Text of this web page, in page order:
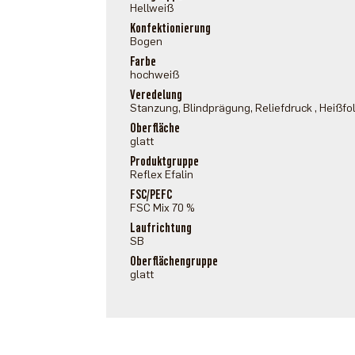
Hellweiß
Konfektionierung
Bogen
Farbe
hochweiß
Veredelung
Stanzung, Blindprägung, Reliefdruck ,
Oberfläche
glatt
Produktgruppe
Reflex Efalin
FSC/PEFC
FSC Mix 70 %
Laufrichtung
SB
Oberflächengruppe
glatt